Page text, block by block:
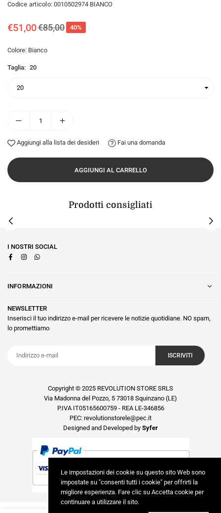
Codice articolo:0010502974 BIANCO
Prezzo
€51,00€85,00 40%
Colore: Bianco
Taglia: 20
Aggiungi alla lista dei desideri Fai una domanda
AGGIUNGI AL CARRELLO
Prodotti consigliati
I NOSTRI SOCIAL
Facebook
InstagramWhatsapp
INFORMAZIONI
NEWSLETTER
Inserisci il tuo indirizzo e-mail per ricevere le notizie quotidiane. NO spam,
lo promettiamo
ISCRIVITI
Copyright © 2025 REVOLUTION STORE SRLS
Via Madonna del Pozzo, 5 73018 Squinzano (LE)
P.IVA IT05165600759 - REA LE-346856
PEC: revolutionstorele@pec.it
Designed and Developed by Syfer
Le impostazioni dei cookie su questo sito Web sono
impostate su "consenti tutti i cookie" per offrirti la
migliore esperienza. Fare clic su Accetta cookie per
continuare a utilizzare il sito.